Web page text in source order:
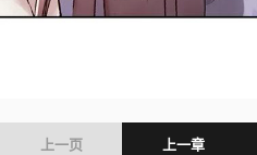
上一页 上一章